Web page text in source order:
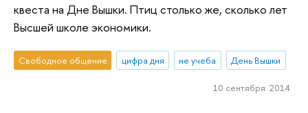
квеста на Дне Вышки. Птиц столько же, сколько лет
Высшей школе экономики.
Свободное общение цифра дня не учеба День Вышки
10 сентября 2014